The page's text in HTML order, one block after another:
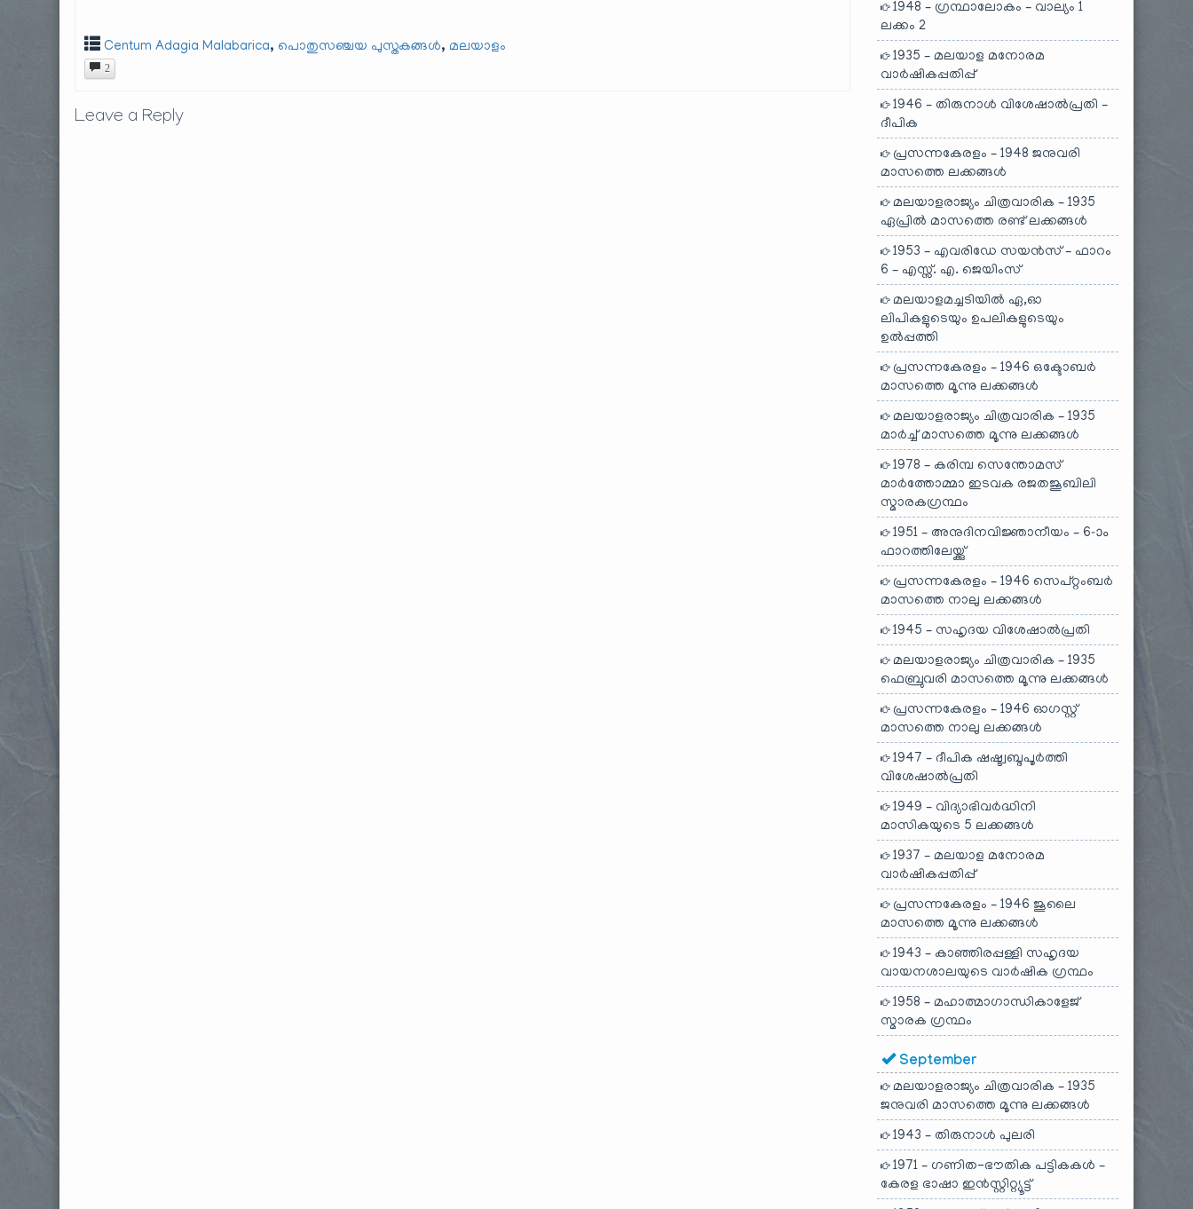
Centum Adagia Malabarica, പൊതുസഞ്ചയ പുസ്തകങ്ങൾ, മലയാളം
2
Leave a Reply
1948 – ഗ്രന്ഥാലോകം – വാല്യം 1
ലക്കം 2
1935 – മലയാള മനോരമ
വാർഷികപ്പതിപ്പ്
1946 – തിരുനാൾ വിശേഷാൽപ്രതി –
ദീപിക
പ്രസന്നകേരളം – 1948 ജനുവരി
മാസത്തെ ലക്കങ്ങൾ
മലയാളരാജ്യം ചിത്രവാരിക – 1935
ഏപ്രിൽ മാസത്തെ രണ്ട് ലക്കങ്ങൾ
1953 – എവരിഡേ സയൻസ് – ഫാറം
6 – എസ്സ്. എ. ജെയിംസ്
മലയാളമച്ചടിയിൽ ഏ,ഓ
ലിപികളുടെയും ഉപലികളുടെയും
ഉൽപ്പത്തി
പ്രസന്നകേരളം – 1946 ഒക്ടോബർ
മാസത്തെ മൂന്നു ലക്കങ്ങൾ
മലയാളരാജ്യം ചിത്രവാരിക – 1935
മാർച്ച് മാസത്തെ മൂന്നു ലക്കങ്ങൾ
1978 – കരിമ്പ സെന്തോമസ്
മാർത്തോമ്മാ ഇടവക രജതജൂബിലി
സ്മാരകഗ്രന്ഥം
1951 – അനുദിനവിജ്ഞാനീയം – 6-ാം
ഫാറത്തിലേയ്ക്കു്
പ്രസന്നകേരളം – 1946 സെപ്റ്റംബർ
മാസത്തെ നാലു ലക്കങ്ങൾ
1945 – സഹൃദയ വിശേഷാൽപ്രതി
മലയാളരാജ്യം ചിത്രവാരിക – 1935
ഫെബ്രുവരി മാസത്തെ മൂന്നു ലക്കങ്ങൾ
പ്രസന്നകേരളം – 1946 ഓഗസ്റ്റ്
മാസത്തെ നാലു ലക്കങ്ങൾ
1947 – ദീപിക ഷഷ്ട്വബ്ദപൂർത്തി
വിശേഷാൽപ്രതി
1949 – വിദ്യാഭിവർദ്ധിനി
മാസികയുടെ 5 ലക്കങ്ങൾ
1937 – മലയാള മനോരമ
വാർഷികപ്പതിപ്പ്
പ്രസന്നകേരളം – 1946 ജൂലൈ
മാസത്തെ മൂന്നു ലക്കങ്ങൾ
1943 – കാഞ്ഞിരപ്പള്ളി സഹൃദയ
വായനശാലയുടെ വാർഷിക ഗ്രന്ഥം
1958 – മഹാത്മാഗാന്ധികാളേജ്
സ്മാരക ഗ്രന്ഥം
September
മലയാളരാജ്യം ചിത്രവാരിക – 1935
ജനുവരി മാസത്തെ മൂന്നു ലക്കങ്ങൾ
1943 – തിരുനാൾ പുലരി
1971 – ഗണിത-ഭൗതിക പട്ടികകൾ –
കേരള ഭാഷാ ഇൻസ്റ്റിറ്റ്യൂട്ട്